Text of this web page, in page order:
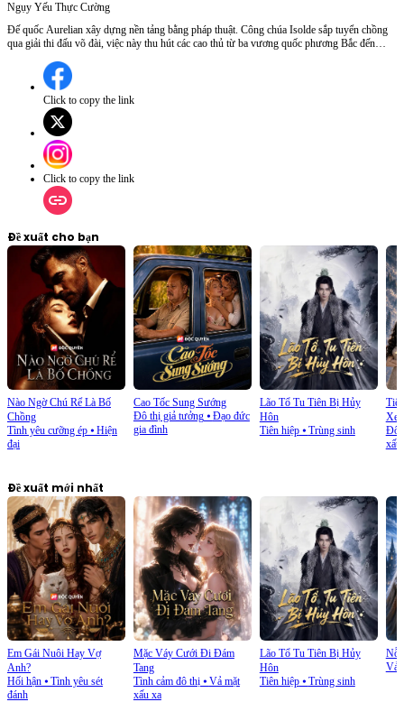
Ngụy Yếu Thực Cường
Đế quốc Aurelian xây dựng nền tảng bằng pháp thuật. Công chúa Isolde sắp tuyển chồng
qua giải thi đấu võ đài, việc này thu hút các cao thủ từ ba vương quốc phương Bắc đến
đã hạ gục hắn chỉ trong một nhịp. Kael – Pháp sư trưởng của vương quốc – tiến hành điều
tra giới quý tộc, và vô cùng kinh ngạc khi khám phá ra người mạnh mẽ thực sự chính là
Lucien, kẻ bị mọi người khinh rẻ.
Click to copy the link
Click to copy the link
Đề xuất cho bạn
Nào Ngờ Chú Rể Là Bố
Chồng
Tình yêu cưỡng ép ⦁ Hiện
đại
Cao Tốc Sung Sướng
Đô thị giả tưởng⦁ Đạo đức
gia đình
Lão Tổ Tu Tiên Bị Hủy
Hôn
Tiên hiệp⦁ Trùng sinh
Đô
xấu
Đề xuất mới nhất
Em Gái Nuôi Hay Vợ
Anh?
Hối hận ⦁ Tình yêu sét
đánh
Mặc Váy Cưới Đi Đám
Tang
Tình cảm đô thị⦁ Vả mặt
xấu xa
Lão Tổ Tu Tiên Bị Hủy
Hôn
Tiên hiệp⦁ Trùng sinh
Nỗi
Vả